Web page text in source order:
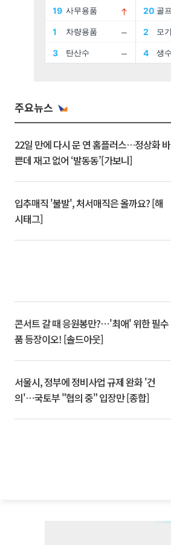
주요뉴스
22일 만에 다시 문 연 홈플러스…정상화 바
쁜데 재고 없어 ‘발동동’[가보니]
입추매직 '불발', 처서매직은 올까요? [해
시태그]
콘서트 갈 때 응원봉만?⋯'최애' 위한 필수
품 등장이오! [솔드아웃]
서울시, 정부에 정비사업 규제 완화 '건
의'⋯국토부 "협의 중" 입장만 [종합]